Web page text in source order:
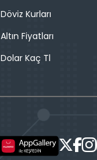
Döviz Kurları
Altın Fiyatları
Dolar Kaç Tl